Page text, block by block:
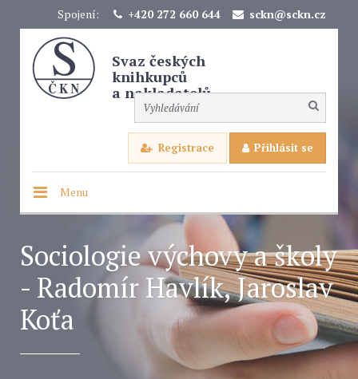
Spojení: +420 272 660 644 sckn@sckn.cz
Svaz českých
knihkupců
a nakladatelů
Registrace Přihlásit se
Menu
Sociologie výchovy a školy
- Radomír Havlík, Jaroslav
Koťa